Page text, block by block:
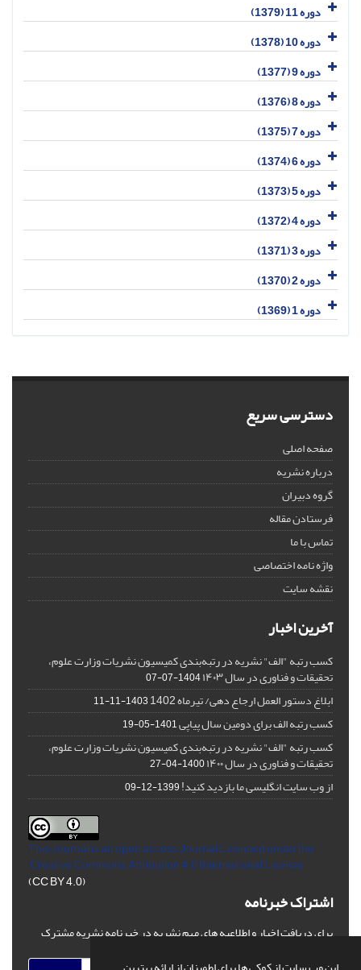
دوره 11 (1379)
دوره 10 (1378)
دوره 9 (1377)
دوره 8 (1376)
دوره 7 (1375)
دوره 6 (1374)
دوره 5 (1373)
دوره 4 (1372)
دوره 3 (1371)
دوره 2 (1370)
دوره 1 (1369)
دسترسی سریع
صفحه اصلی
درباره نشریه
گروه دبیران
فرستادن مقاله
تماس با ما
واژه نامه اختصاصی
نقشه سایت
آخرین اخبار
کسب رتبه "الف" نشریه در رتبه‌بندی کمیسیون نشریات وزارت علوم،
تحقیقات و فناوری در سال ۱۴۰۳ 1404-07-07
ابلاغ دستور العمل ارجاع دهی/ تیرماه 1402 1403-11-11
کسب رتبه الف برای دومین سال پیاپی1401-05-19
کسب رتبه "الف" نشریه در رتبه‌بندی کمیسیون نشریات وزارت علوم،
تحقیقات و فناوری در سال ۱۴۰۰ 1400-04-27
از وب سایت انگلیسی ما بازدید کنید!1399-12-09
This Journal is an open access Journal Licensedunder the
Creative Commons Attribution 4.0 International License
(CC BY 4.0)
اشتراک خبرنامه
برای دریافت اخبار و اطلاعیه های مهم نشریه در خبرنامه نشریه مشترک